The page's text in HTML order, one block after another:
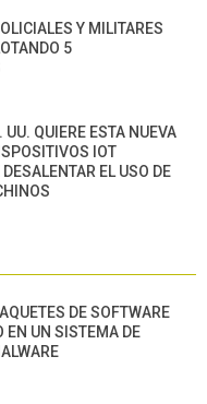
Y MILITARES
5
UU. QUIERE ESTA NUEVA
IOT
EL USO DE
DE SOFTWARE
EN UN SISTEMA DE